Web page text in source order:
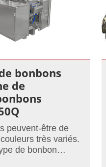
bonbons
de
peuvent-être de
très variés.
de bonbon